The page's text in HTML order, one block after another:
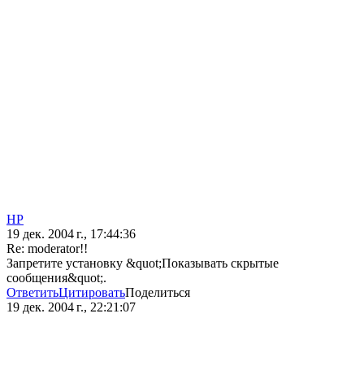
HP
19 дек. 2004 г., 17:44:36
Re: moderator!!
Запретите установку &quot;Показывать скрытые
сообщения&quot;.
ОтветитьЦитироватьПоделиться
19 дек. 2004 г., 22:21:07